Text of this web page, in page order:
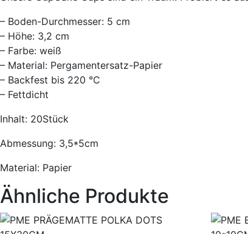
– Boden-Durchmesser: 5 cm
– Höhe: 3,2 cm
– Farbe: weiß
– Material: Pergamentersatz-Papier
– Backfest bis 220 °C
– Fettdicht
Inhalt: 20Stück
Abmessung: 3,5*5cm
Material: Papier
Ähnliche Produkte